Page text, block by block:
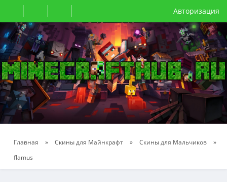
Авторизация
Главная » Скины для Майнкрафт » Скины для Мальчиков
»
flamus